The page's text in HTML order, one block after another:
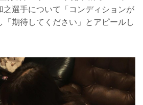
之選手について「コンディションが
「期待してください」とアピールし